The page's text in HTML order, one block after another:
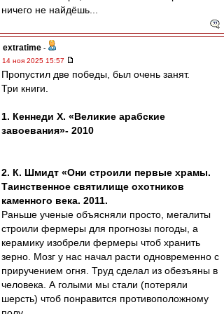
ничего не найдёшь...
extratime -
14 ноя 2025 15:57
Пропустил две победы, был очень занят.
Три книги.
1. Кеннеди Х. «Великие арабские
завоевания»- 2010
2. К. Шмидт «Они строили первые храмы.
Таинственное святилище охотников
каменного века. 2011.
Раньше ученые объясняли просто, мегалиты
строили фермеры для прогнозы погоды, а
керамику изобрели фермеры чтоб хранить
зерно. Мозг у нас начал расти одновременно с
приручением огня. Труд сделал из обезъяны в
человека. А голыми мы стали (потеряли
шерсть) чтоб понравится противоположному